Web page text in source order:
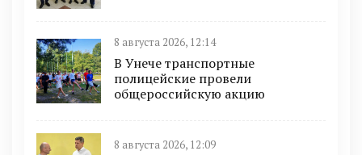
8 августа 2026, 12:14
В Унече транспортные
полицейские провели
общероссийскую акцию
8 августа 2026, 12:09